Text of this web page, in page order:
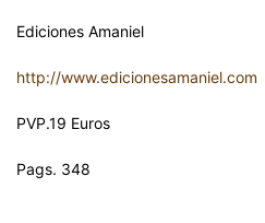
Ediciones Amaniel
http://www.edicionesamaniel.com
PVP.19 Euros
Pags. 348